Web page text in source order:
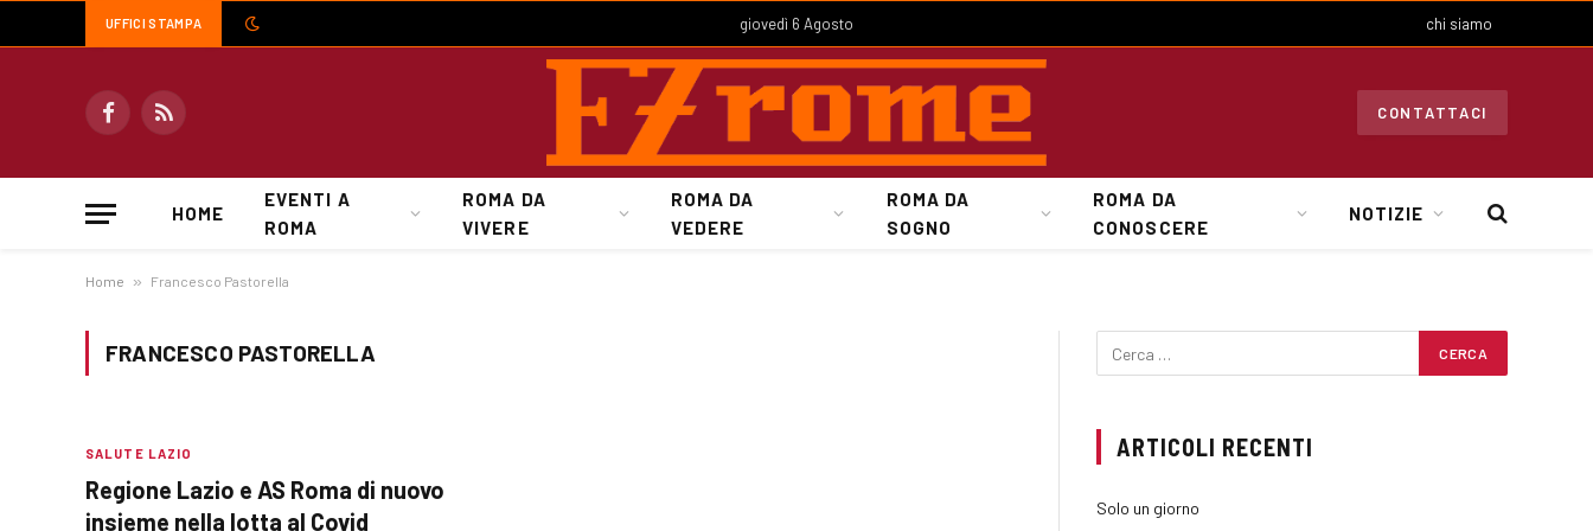
UFFICI STAMPA giovedì 6 Agosto chi siamo
FacebookRSS
CONTATTACI
HOME
EVENTI A
ROMA
ROMA DA
VIVERE
ROMA DA
VEDERE
ROMA DA
SOGNO
ROMA DA
CONOSCERE
NOTIZIE
Home » Francesco Pastorella
FRANCESCO PASTORELLA
SALUTE LAZIO
Regione Lazio e AS Roma di nuovo
insieme nella lotta al Covid
ARTICOLI RECENTI
Solo un giorno